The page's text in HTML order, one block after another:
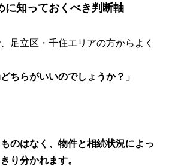
知っておくべき判断軸
足立区・千住エリアの方からよく
ちらがいいのでしょうか？」
のはなく、物件と相続状況によっ
り分かれます。